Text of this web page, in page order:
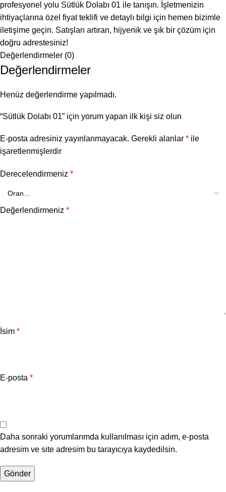
profesyonel yolu Sütlük Dolabı 01 ile tanışın. İşletmenizin
ihtiyaçlarına özel fiyat teklifi ve detaylı bilgi için hemen bizimle
iletişime geçin. Satışları artıran, hijyenik ve şık bir çözüm için
doğru adrestesiniz!
Değerlendirmeler (0)
Değerlendirmeler
Henüz değerlendirme yapılmadı.
“Sütlük Dolabı 01” için yorum yapan ilk kişi siz olun
E-posta adresiniz yayınlanmayacak. Gerekli alanlar * ile
işaretlenmişlerdir
Derecelendirmeniz *
Değerlendirmeniz *
İsim *
E-posta *
Daha sonraki yorumlarımda kullanılması için adım, e-posta
adresim ve site adresim bu tarayıcıya kaydedilsin.